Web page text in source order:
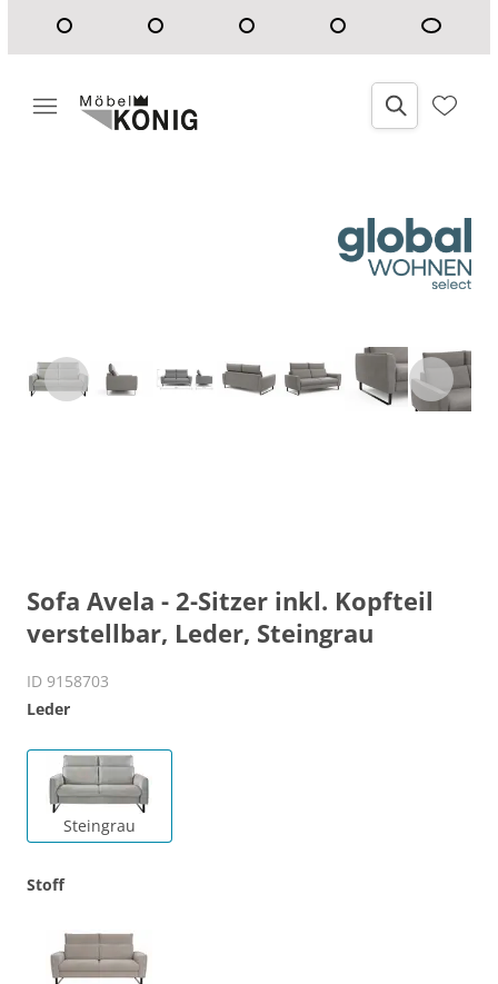
Sofa Avela - 2-Sitzer inkl. Kopfteil
verstellbar, Leder, Steingrau
ID 9158703
Leder
Steingrau
Stoff